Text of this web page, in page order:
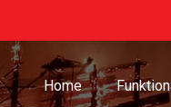
Home